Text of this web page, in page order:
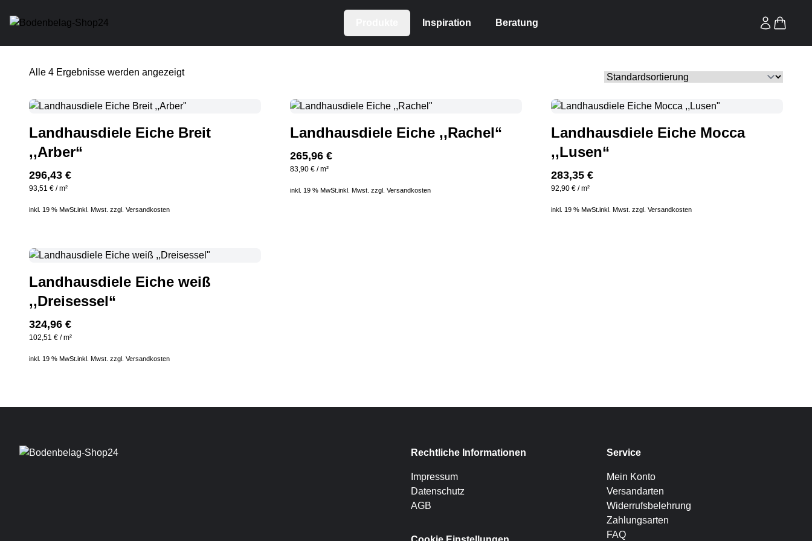
Inspiration Beratung
Alle 4 Ergebnisse werden angezeigt
Landhausdiele Eiche Breit
,,Arber“
296,43 €
93,51 € /m²
inkl. 19 % MwSt. inkl. Mwst. zzgl. Versandkosten
Landhausdiele Eiche ,,Rachel“
265,96 €
83,90 € /m²
inkl. 19 % MwSt. inkl. Mwst. zzgl. Versandkosten
Landhausdiele Eiche Mocca
,,Lusen“
283,35 €
92,90 € /m²
inkl. 19 % MwSt. inkl. Mwst. zzgl. Versandkosten
Landhausdiele Eiche weiß
,,Dreisessel“
324,96 €
102,51 € /m²
inkl. 19 % MwSt. inkl. Mwst. zzgl. Versandkosten
Rechtliche Informationen
Impressum
Datenschutz
AGB
Service
Mein Konto
Versandarten
Widerrufsbelehrung
Zahlungsarten
FAQ